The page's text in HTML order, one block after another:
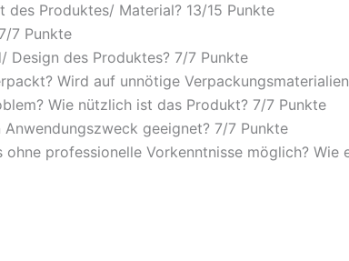
des Produktes/ Material? 13/15 Punkte
7 Punkte
Design des Produktes? 7/7 Punkte
Wird auf unnötige
Wie nützlich ist das Produkt? 7/7 Punkte
geeignet? 7/7 Punkte
professionelle Vorkenntnisse möglich?